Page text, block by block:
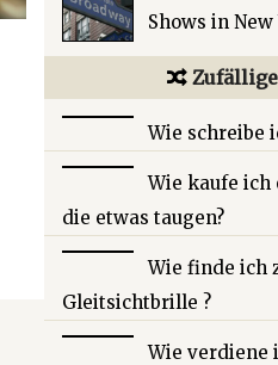
Shows in New
Wie schreibe
Wie kaufe
die etwas taugen?
Wie finde ich
Gleitsichtbrille ?
Wie verdiene